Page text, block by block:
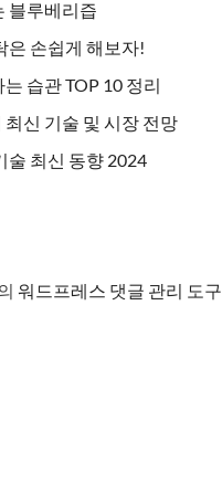
블루베리즙
은 손쉽게 해보자!
습관 TOP 10 정리
신 기술 및 시장 전망
술 최신 동향 2024
워드프레스 댓글 관리 도구